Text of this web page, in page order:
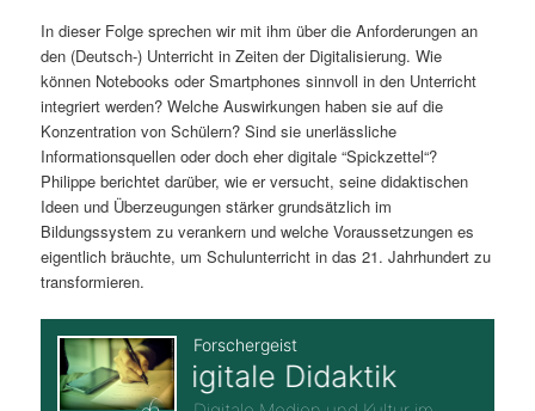
s
p
r
i
n
g
e
n
l
t
s
p
r
i
n
g
In dieser Folge sprechen wir mit ihm über die Anforderungen an
den (Deutsch-) Unterricht in Zeiten der Digitalisierung. Wie
können Notebooks oder Smartphones sinnvoll in den Unterricht
integriert werden? Welche Auswirkungen haben sie auf die
Konzentration von Schülern? Sind sie unerlässliche
Informationsquellen oder doch eher digitale “Spickzettel“?
Philippe berichtet darüber, wie er versucht, seine didaktischen
Ideen und Überzeugungen stärker grundsätzlich im
Bildungssystem zu verankern und welche Voraussetzungen es
eigentlich bräuchte, um Schulunterricht in das 21. Jahrhundert zu
transformieren.